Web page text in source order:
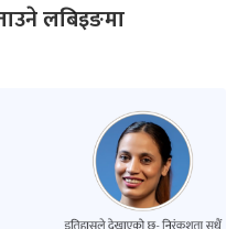
लबिइङमा